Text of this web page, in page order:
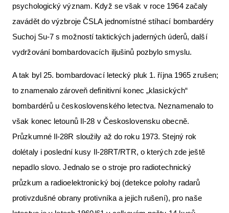
psychologický význam. Když se však v roce 1964 začaly
zavádět do výzbroje ČSLA jednomístné stíhací bombardéry
Suchoj Su-7 s možností taktických jaderných úderů, další
vydržování bombardovacích iljušinů pozbylo smyslu.
A tak byl 25. bombardovací letecký pluk 1. října 1965 zrušen;
to znamenalo zároveň definitivní konec „klasických“
bombardérů u československého letectva. Neznamenalo to
však konec letounů Il-28 v Československu obecně.
Průzkumné Il-28R sloužily až do roku 1973. Stejný rok
dolétaly i poslední kusy Il-28RT/RTR, o kterých zde ještě
nepadlo slovo. Jednalo se o stroje pro radiotechnický
průzkum a radioelektronický boj (detekce polohy radarů
protivzdušné obrany protivníka a jejich rušení), pro naše